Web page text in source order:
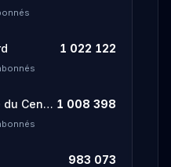
1 022 122
La République du Centre 1 008 398
983 073